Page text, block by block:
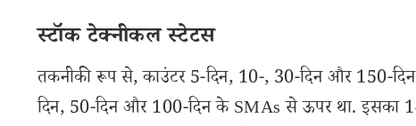
स्टॉक टेक्नीकल स्टेटस
तकनीकी रूप से, काउंटर 5-दिन, 10-, 30-दिन और 150-
दिन, 50-दिन और 100-दिन के SMAs से ऊपर था. इसका